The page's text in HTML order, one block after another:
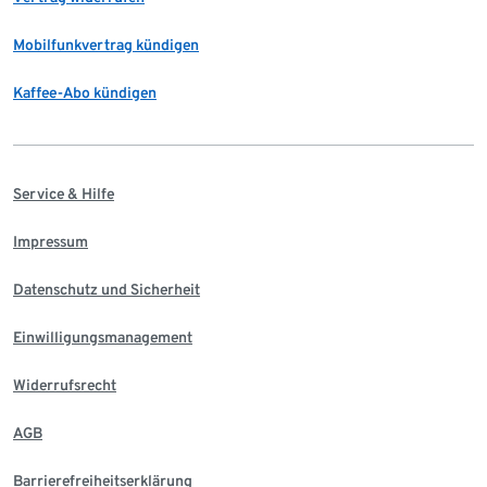
Mobilfunkvertrag kündigen
Kaffee-Abo kündigen
Service & Hilfe
Impressum
Datenschutz und Sicherheit
Einwilligungsmanagement
Widerrufsrecht
AGB
Barrierefreiheitserklärung